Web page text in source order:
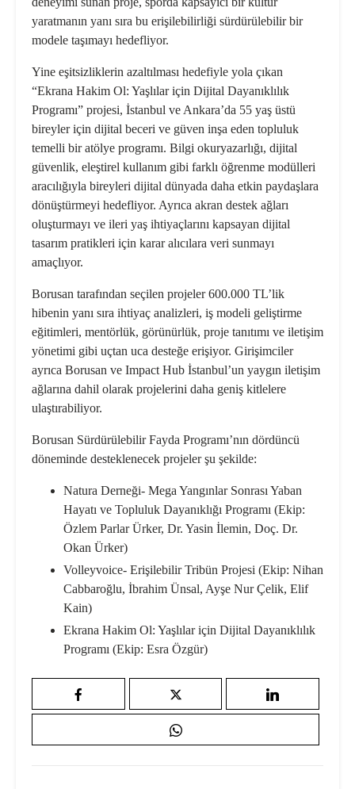
yaratmanın yanı sıra bu erişilebilirliği sürdürülebilir bir
modele taşımayı hedefliyor.
Yine eşitsizliklerin azaltılması hedefiyle yola çıkan
“Ekrana Hakim Ol: Yaşlılar için Dijital Dayanıklılık
Programı” projesi, İstanbul ve Ankara’da 55 yaş üstü
bireyler için dijital beceri ve güven inşa eden topluluk
temelli bir atölye programı. Bilgi okuryazarlığı, dijital
güvenlik, eleştirel kullanım gibi farklı öğrenme modülleri
aracılığıyla bireyleri dijital dünyada daha etkin paydaşlara
dönüştürmeyi hedefliyor. Ayrıca akran destek ağları
oluşturmayı ve ileri yaş ihtiyaçlarını kapsayan dijital
tasarım pratikleri için karar alıcılara veri sunmayı
amaçlıyor.
Borusan tarafından seçilen projeler 600.000 TL’lik
hibenin yanı sıra ihtiyaç analizleri, iş modeli geliştirme
eğitimleri, mentörlük, görünürlük, proje tanıtımı ve iletişim
yönetimi gibi uçtan uca desteğe erişiyor. Girişimciler
ayrıca Borusan ve Impact Hub İstanbul’un yaygın iletişim
ağlarına dahil olarak projelerini daha geniş kitlelere
ulaştırabiliyor.
Borusan Sürdürülebilir Fayda Programı’nın dördüncü
döneminde desteklenecek projeler şu şekilde:
Natura Derneği- Mega Yangınlar Sonrası Yaban
Hayatı ve Topluluk Dayanıklığı Programı (Ekip:
Özlem Parlar Ürker, Dr. Yasin İlemin, Doç. Dr.
Okan Ürker)
Volleyvoice- Erişilebilir Tribün Projesi (Ekip: Nihan
Cabbaroğlu, İbrahim Ünsal, Ayşe Nur Çelik, Elif
Kain)
Ekrana Hakim Ol: Yaşlılar için Dijital Dayanıklılık
Programı (Ekip: Esra Özgür)